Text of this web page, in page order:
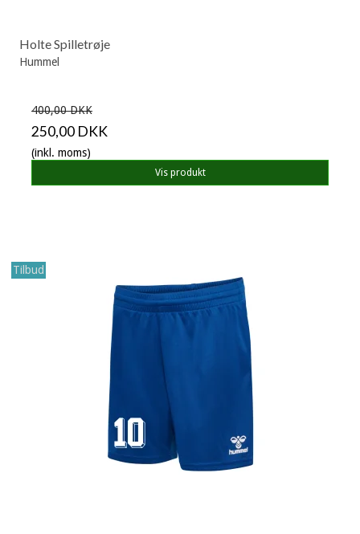
Holte Spilletrøje
Hummel
400,00 DKK
250,00 DKK
(inkl. moms)
Vis produkt
Tilbud